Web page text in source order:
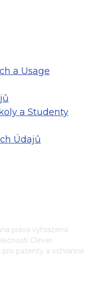
a Usage
a Studenty
Údajů
práva vyhrazena.
Clever
patenty a ochranné